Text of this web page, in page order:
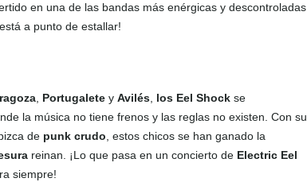
en una de las bandas más enérgicas y descontroladas
a punto de estallar!
, Portugalete y Avilés, los Eel Shock se
la música no tiene frenos y las reglas no existen. Con su
de punk crudo, estos chicos se han ganado la
reinan. ¡Lo que pasa en un concierto de Electric Eel
siempre!